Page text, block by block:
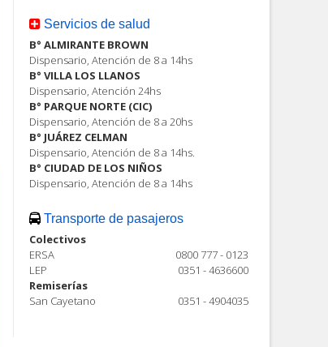
Servicios de salud
B° ALMIRANTE BROWN
Dispensario, Atención de 8 a 14hs
B° VILLA LOS LLANOS
Dispensario, Atención 24hs
B° PARQUE NORTE (CIC)
Dispensario, Atención de 8 a 20hs
B° JUÁREZ CELMAN
Dispensario, Atención de 8 a 14hs.
B° CIUDAD DE LOS NIÑOS
Dispensario, Atención de 8 a 14hs
Transporte de pasajeros
Colectivos
ERSA
0800 777 - 0123
LEP
0351 - 4636600
Remiserías
San Cayetano
0351 - 4904035